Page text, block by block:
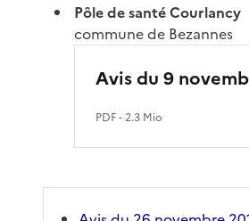
Pôle de santé Courlancy
commune de Bezannes
Avis du 9
PDF- 2.3 Mio